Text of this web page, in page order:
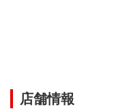
店舗情報